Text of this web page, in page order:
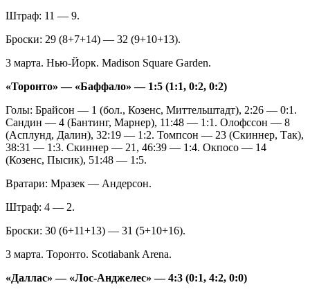
Штраф: 11 — 9.
Броски: 29 (8+7+14) — 32 (9+10+13).
3 марта. Нью-Йорк. Madison Square Garden.
«Торонто» — «Баффало» — 1:5 (1:1, 0:2, 0:2)
Голы: Брайсон — 1 (бол., Козенс, Миттельштадт), 2:26 — 0:1.
Сандин — 4 (Бантинг, Марнер), 11:48 — 1:1. Олофссон — 8
(Асплунд, Далин), 32:19 — 1:2. Томпсон — 23 (Скиннер, Так),
38:31 — 1:3. Скиннер — 21, 46:39 — 1:4. Окпосо — 14
(Козенс, Пысик), 51:48 — 1:5.
Вратари: Мразек — Андерсон.
Штраф: 4 — 2.
Броски: 30 (6+11+13) — 31 (5+10+16).
3 марта. Торонто. Scotiabank Arena.
«Даллас» — «Лос-Анджелес» — 4:3 (0:1, 4:2, 0:0)